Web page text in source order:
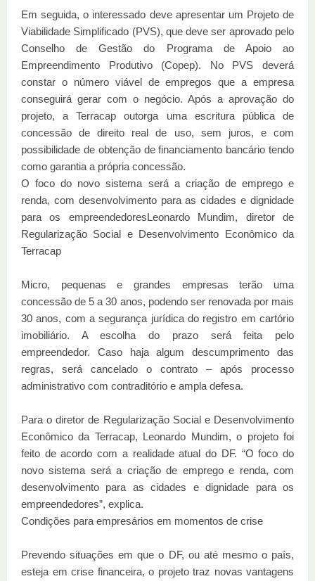
Em seguida, o interessado deve apresentar um Projeto de
Viabilidade Simplificado (PVS), que deve ser aprovado pelo
Conselho de Gestão do Programa de Apoio ao
Empreendimento Produtivo (Copep). No PVS deverá
constar o número viável de empregos que a empresa
conseguirá gerar com o negócio. Após a aprovação do
projeto, a Terracap outorga uma escritura pública de
concessão de direito real de uso, sem juros, e com
possibilidade de obtenção de financiamento bancário tendo
como garantia a própria concessão.
O foco do novo sistema será a criação de emprego e
renda, com desenvolvimento para as cidades e dignidade
para os empreendedoresLeonardo Mundim, diretor de
Regularização Social e Desenvolvimento Econômico da
Terracap
Micro, pequenas e grandes empresas terão uma
concessão de 5 a 30 anos, podendo ser renovada por mais
30 anos, com a segurança jurídica do registro em cartório
imobiliário. A escolha do prazo será feita pelo
empreendedor. Caso haja algum descumprimento das
regras, será cancelado o contrato – após processo
administrativo com contraditório e ampla defesa.
Para o diretor de Regularização Social e Desenvolvimento
Econômico da Terracap, Leonardo Mundim, o projeto foi
feito de acordo com a realidade atual do DF. “O foco do
novo sistema será a criação de emprego e renda, com
desenvolvimento para as cidades e dignidade para os
empreendedores”, explica.
Condições para empresários em momentos de crise
Prevendo situações em que o DF, ou até mesmo o país,
esteja em crise financeira, o projeto traz novas vantagens